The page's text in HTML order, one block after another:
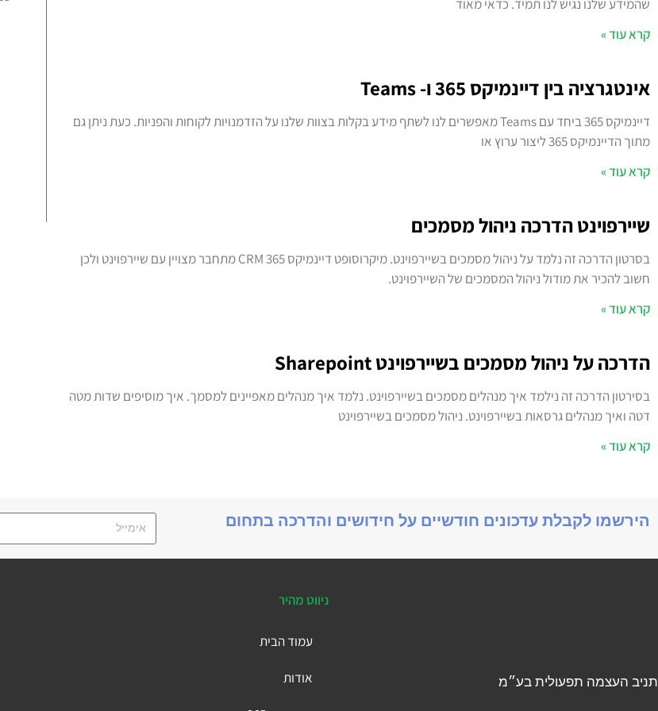
שהמידע שלנו נגיש לנו תמיד. כדאי מאוד
קרא עוד »
אינטגרציה בין דיינמיקס 365 ו- Teams
דיינמיקס 365 ביחד עם Teams מאפשרים לנו לשתף מידע בקלות בצוות שלנו על הזדמנויות לקוחות והפניות. כעת ניתן גם
מתוך הדיינמיקס 365 ליצור ערוץ או
קרא עוד »
שיירפוינט הדרכה ניהול מסמכים
בסרטון הדרכה זה נלמד על ניהול מסמכים בשיירפוינט. מיקרוסופט דיינמיקס 365 CRM מתחבר מצויין עם שיירפוינט ולכן
חשוב להכיר את מודול ניהול המסמכים של השיירפוינט.
קרא עוד »
הדרכה על ניהול מסמכים בשיירפוינט Sharepoint
בסירטון הדרכה זה נילמד איך מנהלים מסמכים בשיירפוינט. נלמד איך מנהלים מאפיינים למסמך. איך מוסיפים שדות מטה
דטה ואיך מנהלים גרסאות בשיירפוינט. ניהול מסמכים בשיירפוינט
קרא עוד »
הירשמו לקבלת עדכונים חודשיים על חידושים והדרכה בתחום
תניב העצמה תפעולית בע״מ
ניווט מהיר
עמוד הבית
אודות